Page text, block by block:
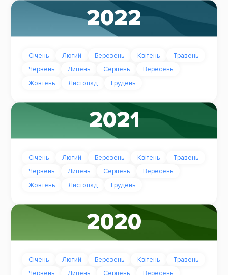
2022
Січень Лютий Березень Квітень
Травень
Червень
Липень Серпень
Вересень
Жовтень
Листопад Грудень
2021
Січень Лютий Березень Квітень
Травень
Червень
Липень Серпень
Вересень
Жовтень
Листопад Грудень
2020
Січень Лютий Березень Квітень
Травень